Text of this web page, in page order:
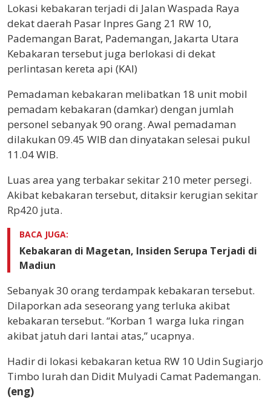
Lokasi kebakaran terjadi di Jalan Waspada Raya
dekat daerah Pasar Inpres Gang 21 RW 10,
Pademangan Barat, Pademangan, Jakarta Utara
Kebakaran tersebut juga berlokasi di dekat
perlintasan kereta api (KAl)
Pemadaman kebakaran melibatkan 18 unit mobil
pemadam kebakaran (damkar) dengan jumlah
personel sebanyak 90 orang. Awal pemadaman
dilakukan 09.45 WIB dan dinyatakan selesai pukul
11.04 WIB.
Luas area yang terbakar sekitar 210 meter persegi.
Akibat kebakaran tersebut, ditaksir kerugian sekitar
Rp420 juta.
BACA JUGA:
Kebakaran di Magetan, Insiden Serupa Terjadi di
Madiun
Sebanyak 30 orang terdampak kebakaran tersebut.
Dilaporkan ada seseorang yang terluka akibat
kebakaran tersebut. “Korban 1 warga luka ringan
akibat jatuh dari lantai atas,” ucapnya.
Hadir di lokasi kebakaran ketua RW 10 Udin Sugiarjo
Timbo lurah dan Didit Mulyadi Camat Pademangan.
(eng)